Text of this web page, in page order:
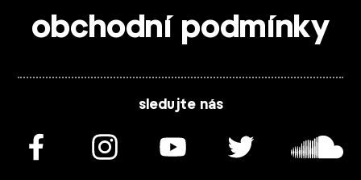
obchodní podmínky
sledujte nás